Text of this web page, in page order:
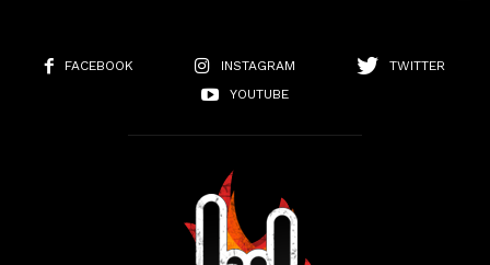
FACEBOOK INSTAGRAM
TWITTER
YOUTUBE